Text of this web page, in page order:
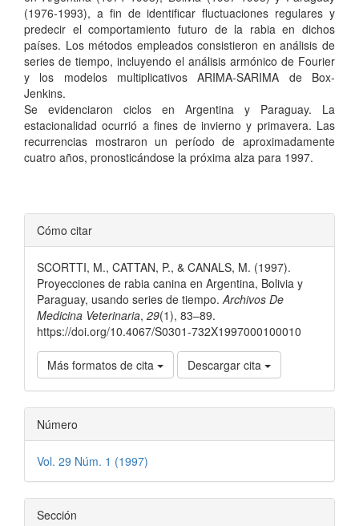
(1976-1993), a fin de identificar fluctuaciones regulares y
predecir el comportamiento futuro de la rabia en dichos
países. Los métodos empleados consistieron en análisis de
series de tiempo, incluyendo el análisis armónico de Fourier
y los modelos multiplicativos ARIMA-SARIMA de Box-
Jenkins.
Se evidenciaron ciclos en Argentina y Paraguay. La
estacionalidad ocurrió a fines de invierno y primavera. Las
recurrencias mostraron un período de aproximadamente
cuatro años, pronosticándose la próxima alza para 1997.
Detalles
del
artículo
Cómo citar
SCORTTI, M., CATTAN, P., & CANALS, M. (1997).
Proyecciones de rabia canina en Argentina, Bolivia y
Paraguay, usando series de tiempo. Archivos De
Medicina Veterinaria, 29(1), 83–89.
https://doi.org/10.4067/S0301-732X1997000100010
Más formatos de cita Descargar cita
Número
Vol. 29 Núm. 1 (1997)
Sección